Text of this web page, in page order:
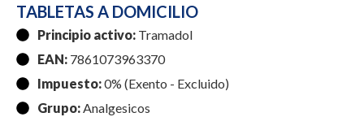
TABLETAS A DOMICILIO
Principio activo: Tramadol
EAN: 7861073963370
Impuesto:0% (Exento - Excluido)
Grupo:Analgesicos